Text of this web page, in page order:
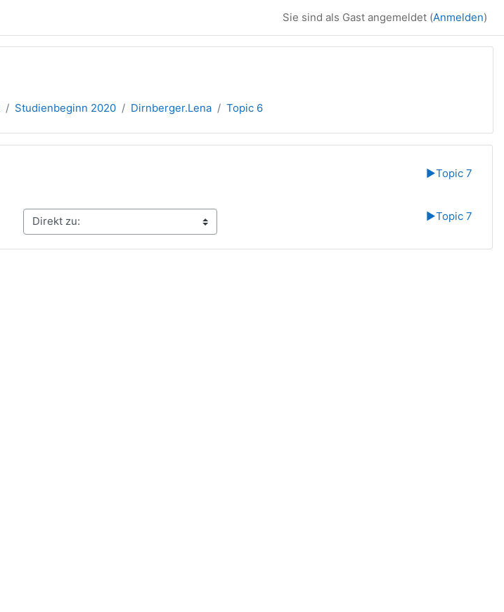
Sie sind als Gast angemeldet (Anmelden)
Studienbeginn 2020 Dirnberger.Lena Topic 6
▶︎Topic 7
▶︎Topic 7